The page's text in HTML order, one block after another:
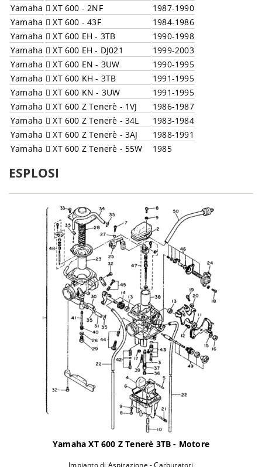
Yamaha
XT 600 - 2NF
1987-1990
Yamaha
XT 600 - 43F
1984-1986
Yamaha
XT 600 EH - 3TB
1990-1998
Yamaha
XT 600 EH - DJ021
1999-2003
Yamaha
XT 600 EN - 3UW
1990-1995
Yamaha
XT 600 KH - 3TB
1991-1995
Yamaha
XT 600 KN - 3UW
1991-1995
Yamaha
XT 600 Z Tenerè - 1VJ
1986-1987
Yamaha
XT 600 Z Tenerè - 34L
1983-1984
Yamaha
XT 600 Z Tenerè - 3AJ
1988-1991
Yamaha
XT 600 Z Tenerè - 55W
1985
Yamaha
XTZ 660 Tenerè N - 3YF
Yamaha
XTZ 660 Tenerè N - 4MD 1994-1995
ESPLOSI
Yamaha XT 600 Z Tenerè 3TB - Motore
Impianto di Aspirazione - Carburatori